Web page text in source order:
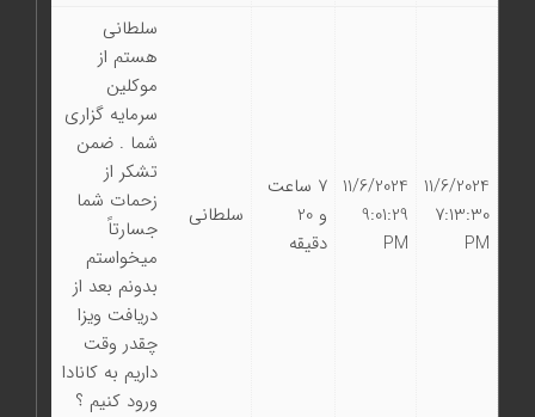
11/6/2024
7:13:30
PM
11/6/2024
9:01:29
PM
7 ساعت
و 20
دقیقه
سلطانی
سلطانی
هستم از
موکلین
سرمایه گزاری
شما . ضمن
تشکر از
زحمات شما
جسارتاً
میخواستم
بدونم بعد از
دریافت ویزا
چقدر وقت
داریم به کانادا
ورود کنیم ؟